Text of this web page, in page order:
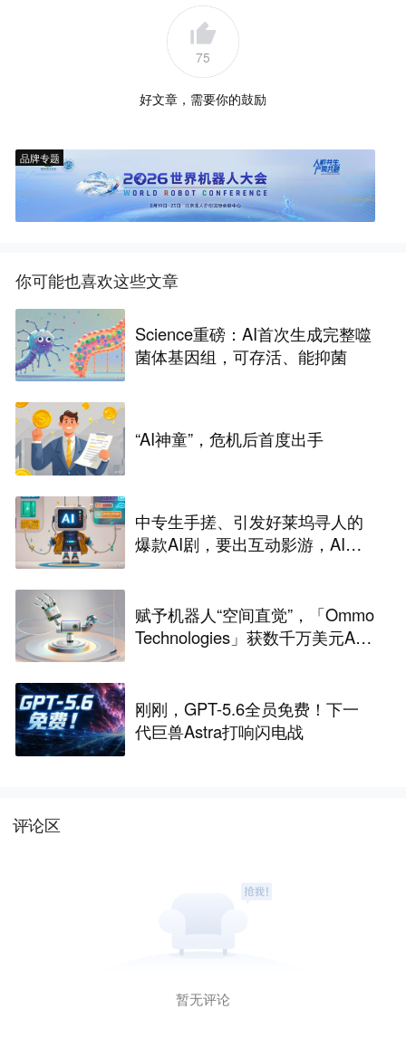
75
好文章，需要你的鼓励
品牌专题
你可能也喜欢这些文章
Science重磅：AI首次生成完整噬
菌体基因组，可存活、能抑菌
“AI神童”，危机后首度出手
中专生手搓、引发好莱坞寻人的
爆款AI剧，要出互动影游，AI剧
赋予机器人“空间直觉”，「Ommo
Technologies」获数千万美元A轮
刚刚，GPT-5.6全员免费！下一
代巨兽Astra打响闪电战
评论区
暂无评论